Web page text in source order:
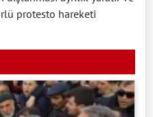
protesto hareketi